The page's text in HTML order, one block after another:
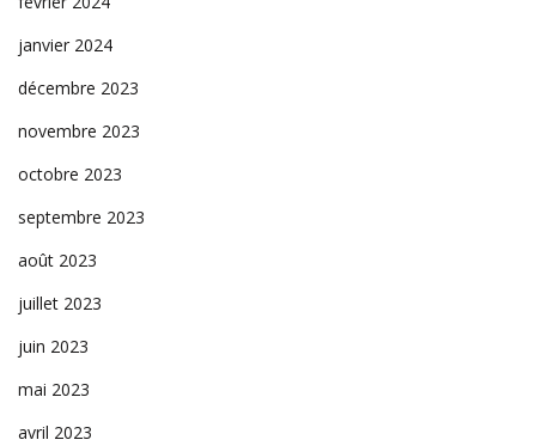
janvier 2024
décembre 2023
novembre 2023
octobre 2023
septembre 2023
août 2023
juillet 2023
juin 2023
mai 2023
avril 2023